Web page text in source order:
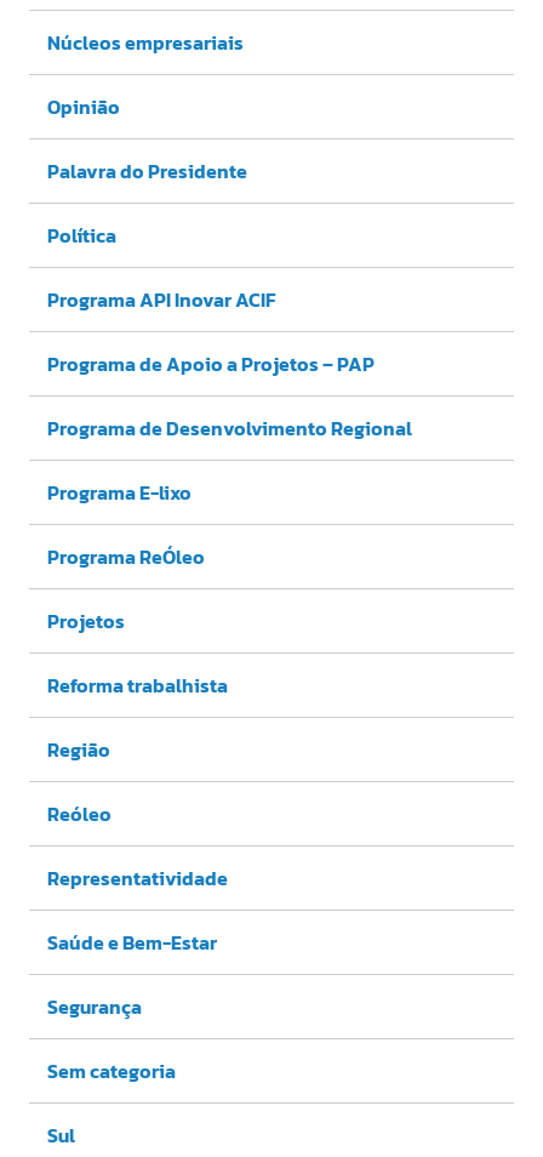
Núcleos empresariais
Opinião
Palavra do Presidente
Política
Programa API Inovar ACIF
Programa de Apoio a Projetos – PAP
Programa de Desenvolvimento Regional
Programa E-lixo
Programa ReÓleo
Projetos
Reforma trabalhista
Região
Reóleo
Representatividade
Saúde e Bem-Estar
Segurança
Sem categoria
Sul